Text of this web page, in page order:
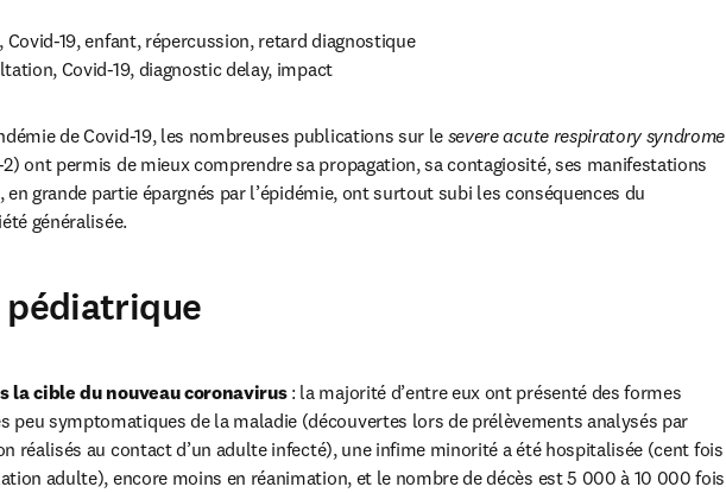
: consultation, Covid-19, enfant, répercussion, retard diagnostique
Covid-19, diagnostic delay, impact
de Covid-19, les nombreuses publications sur le severe acute respiratory syndrome
ont permis de mieux comprendre sa propagation, sa contagiosité, ses manifestations
en grande partie épargnés par l’épidémie, ont surtout subi les conséquences du
généralisée.
la cible du nouveau coronavirus : la majorité d’entre eux ont présenté des formes
peu symptomatiques de la maladie (découvertes lors de prélèvements analysés par
réalisés au contact d’un adulte infecté), une infime minorité a été hospitalisée (cent fois
adulte), encore moins en réanimation, et le nombre de décès est 5 000 à 10 000 fois